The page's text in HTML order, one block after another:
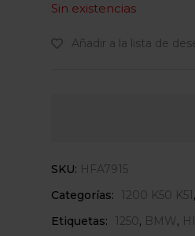
Sin existencias
Añadir a la lista de
SKU: HFA7915
Categorías:
1200 K50 K51 ,
Etiquetas:
1250, BMW,